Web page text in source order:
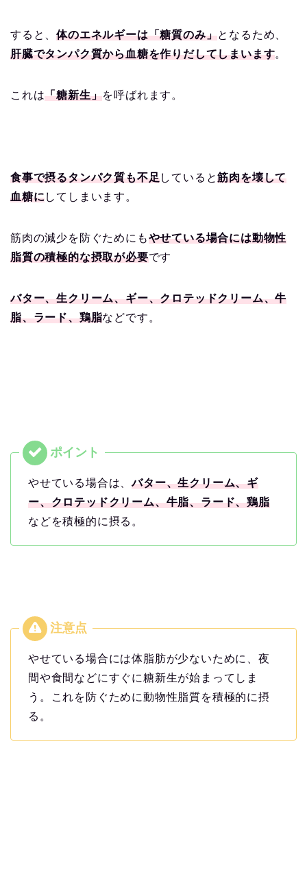
すると、体のエネルギーは「糖質のみ」となるため、
肝臓でタンパク質から血糖を作りだしてしまいます。
これは「糖新生」を呼ばれます。
食事で摂るタンパク質も不足していると筋肉を壊して
血糖にしてしまいます。
筋肉の減少を防ぐためにもやせている場合には動物性
脂質の積極的な摂取が必要です
バター、生クリーム、ギー、クロテッドクリーム、牛
脂、ラード、鶏脂などです。
やせている場合は、バター、生クリーム、ギ
ー、クロテッドクリーム、牛脂、ラード、鶏脂
などを積極的に摂る。
やせている場合には体脂肪が少ないために、夜
間や食間などにすぐに糖新生が始まってしま
う。これを防ぐために動物性脂質を積極的に摂
る。